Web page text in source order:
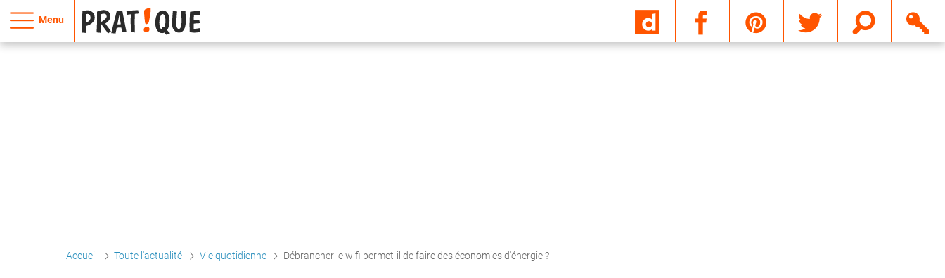
Menu
Accueil Toute l'actualité Vie quotidienne Débrancher le wifi permet-il de faire des économies d'énergie ?